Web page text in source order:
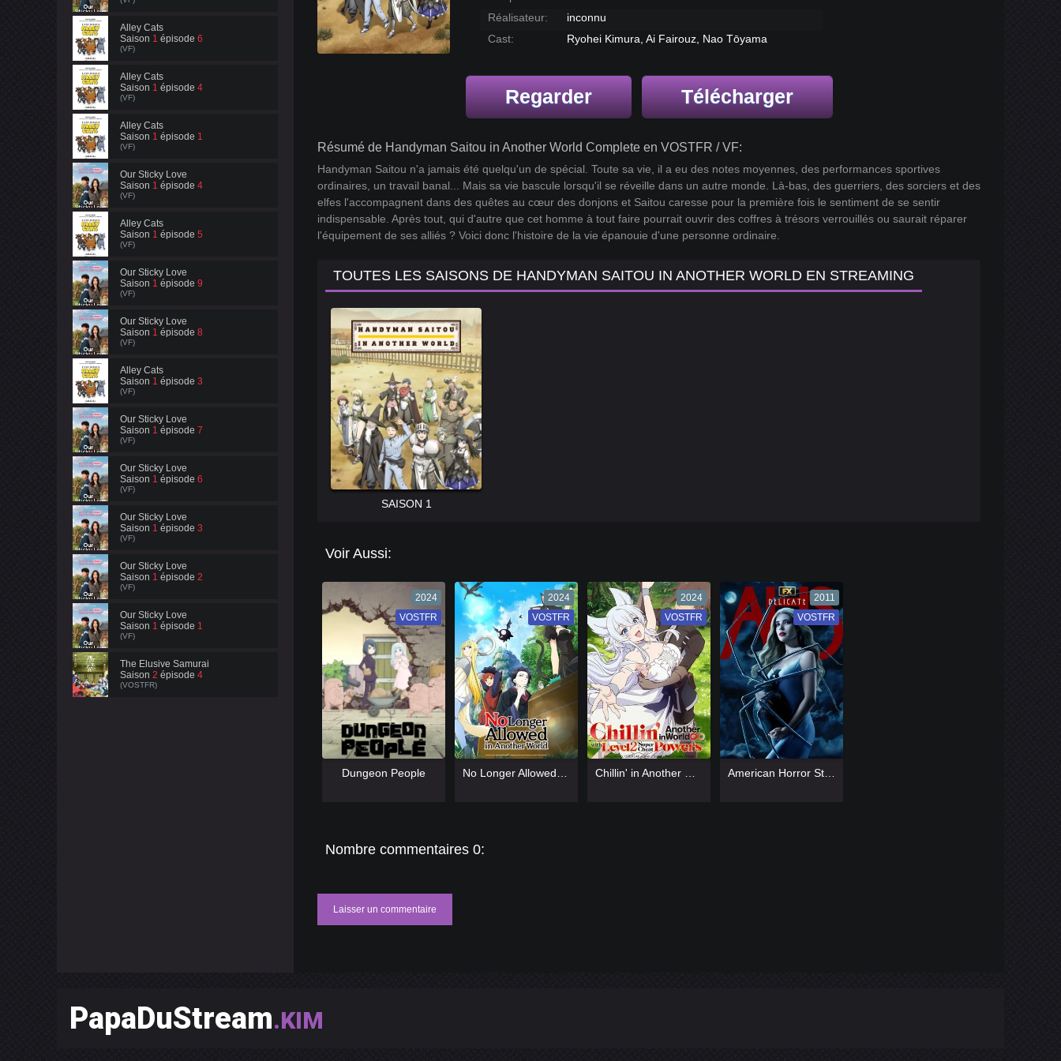
Alley Cats
Saison 1 épisode 6
(VF)
Alley Cats
Saison 1 épisode 4
(VF)
Alley Cats
Saison 1 épisode 1
(VF)
Our Sticky Love
Saison 1 épisode 4
(VF)
Alley Cats
Saison 1 épisode 5
(VF)
Our Sticky Love
Saison 1 épisode 9
(VF)
Our Sticky Love
Saison 1 épisode 8
(VF)
Alley Cats
Saison 1 épisode 3
(VF)
Our Sticky Love
Saison 1 épisode 7
(VF)
Our Sticky Love
Saison 1 épisode 6
(VF)
Our Sticky Love
Saison 1 épisode 3
(VF)
Our Sticky Love
Saison 1 épisode 2
(VF)
Our Sticky Love
Saison 1 épisode 1
(VF)
The Elusive Samurai
Saison 2 épisode 4
(VOSTFR)
Réalisateur:
inconnu
Cast:
Ryohei Kimura, Ai Fairouz, Nao Tōyama
Regarder Télécharger
Résumé de Handyman Saitou in Another World Complete en VOSTFR / VF:
Handyman Saitou n'a jamais été quelqu'un de spécial. Toute sa vie, il a eu des notes moyennes, des performances sportives
ordinaires, un travail banal... Mais sa vie bascule lorsqu'il se réveille dans un autre monde. Là-bas, des guerriers, des sorciers et des
elfes l'accompagnent dans des quêtes au cœur des donjons et Saitou caresse pour la première fois le sentiment de se sentir
indispensable. Après tout, qui d'autre que cet homme à tout faire pourrait ouvrir des coffres à trésors verrouillés ou saurait réparer
l'équipement de ses alliés ? Voici donc l'histoire de la vie épanouie d'une personne ordinaire.
TOUTES LES SAISONS DE HANDYMAN SAITOU IN ANOTHER WORLD EN STREAMING
SAISON 1
Voir Aussi:
2024
VF
[catlist=12]
VOSTFR
[/catlist]
Dungeon People
2024
VF
[catlist=12]
VOSTFR
[/catlist]
2024
VF
[catlist=12]
VOSTFR
[/catlist]
2011
VF
[catlist=12]
VOSTFR
[/catlist]
Nombre commentaires 0:
Laisser un commentaire
PapaDuStream.KIM